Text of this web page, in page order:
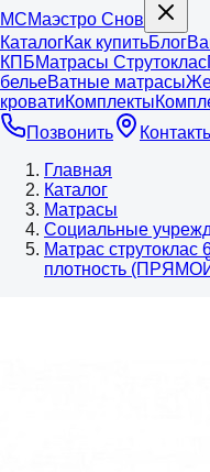
МСМаэстро Снов
КаталогКак купитьБлог
КПБМатрасы Струтоклас
бельеВатные матрасы
кроватиКомплекты
Позвонить
Главная
Каталог
Матрасы
Социальные
Матрас струтоклас
плотность